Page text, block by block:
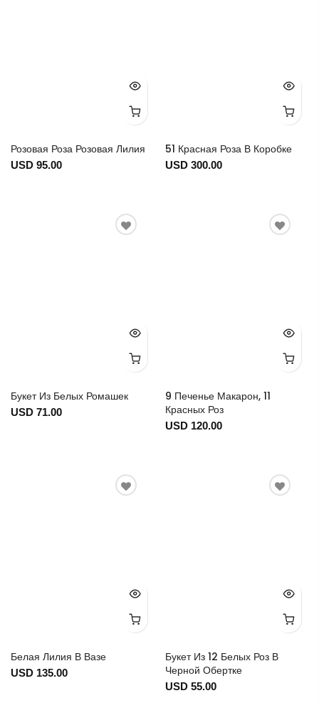
Розовая Роза Розовая Лилия
USD 95.00
51 Красная Роза В Коробке
USD 300.00
Букет Из Белых Ромашек
USD 71.00
9 Печенье Макарон, 11
Красных Роз
USD 120.00
Белая Лилия В Вазе
USD 135.00
Букет Из 12 Белых Роз В
Черной Обертке
USD 55.00